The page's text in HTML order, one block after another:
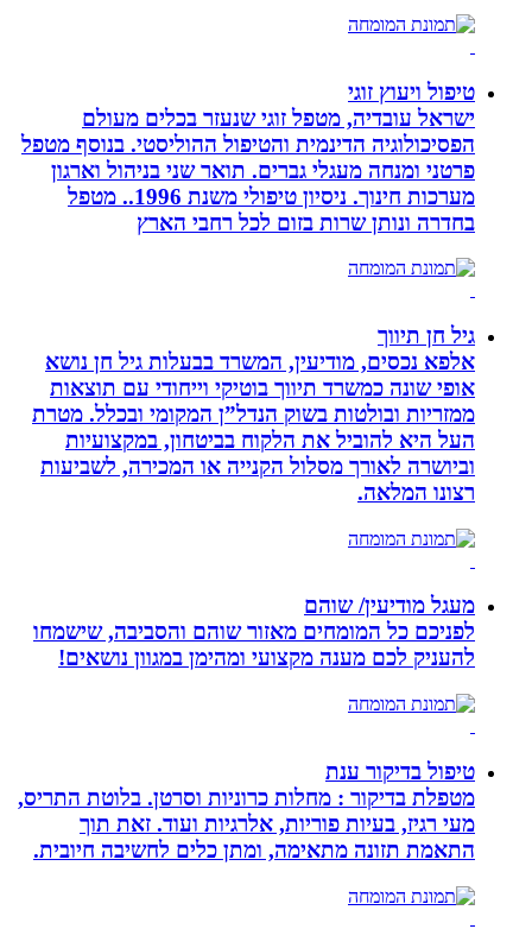
טיפול ויעוץ זוגי
ישראל עובדיה, מטפל זוגי שנעזר בכלים מעולם
הפסיכולוגיה הדינמית והטיפול ההוליסטי. בנוסף מטפל
פרטני ומנחה מעגלי גברים. תואר שני בניהול וארגון
מערכות חינוך. ניסיון טיפולי משנת 1996.. מטפל
בחדרה ונותן שרות בזום לכל רחבי הארץ
גיל חן תיווך
אלפא נכסים, מודיעין, המשרד בבעלות גיל חן נושא
אופי שונה כמשרד תיווך בוטיקי וייחודי עם תוצאות
ממזריות ובולטות בשוק הנדל”ן המקומי ובכלל. מטרת
העל היא להוביל את הלקוח בביטחון, במקצועיות
וביושרה לאורך מסלול הקנייה או המכירה, לשביעות
רצונו המלאה.
מעגל מודיעין/ שוהם
לפניכם כל המומחים מאזור שוהם והסביבה, שישמחו
להעניק לכם מענה מקצועי ומהימן במגוון נושאים!
טיפול בדיקור ענת
מטפלת בדיקור : מחלות כרוניות וסרטן. בלוטת התריס,
מעי רגיז, בעיות פוריות, אלרגיות ועוד. זאת תוך
התאמת תזונה מתאימה, ומתן כלים לחשיבה חיובית.